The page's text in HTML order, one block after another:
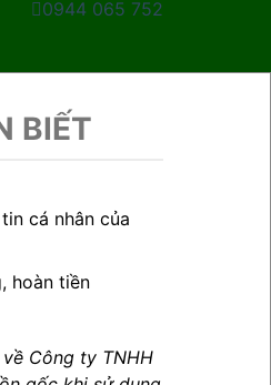
0944 065 752
BIẾT
cá nhân của
hoàn tiền
Công ty TNHH